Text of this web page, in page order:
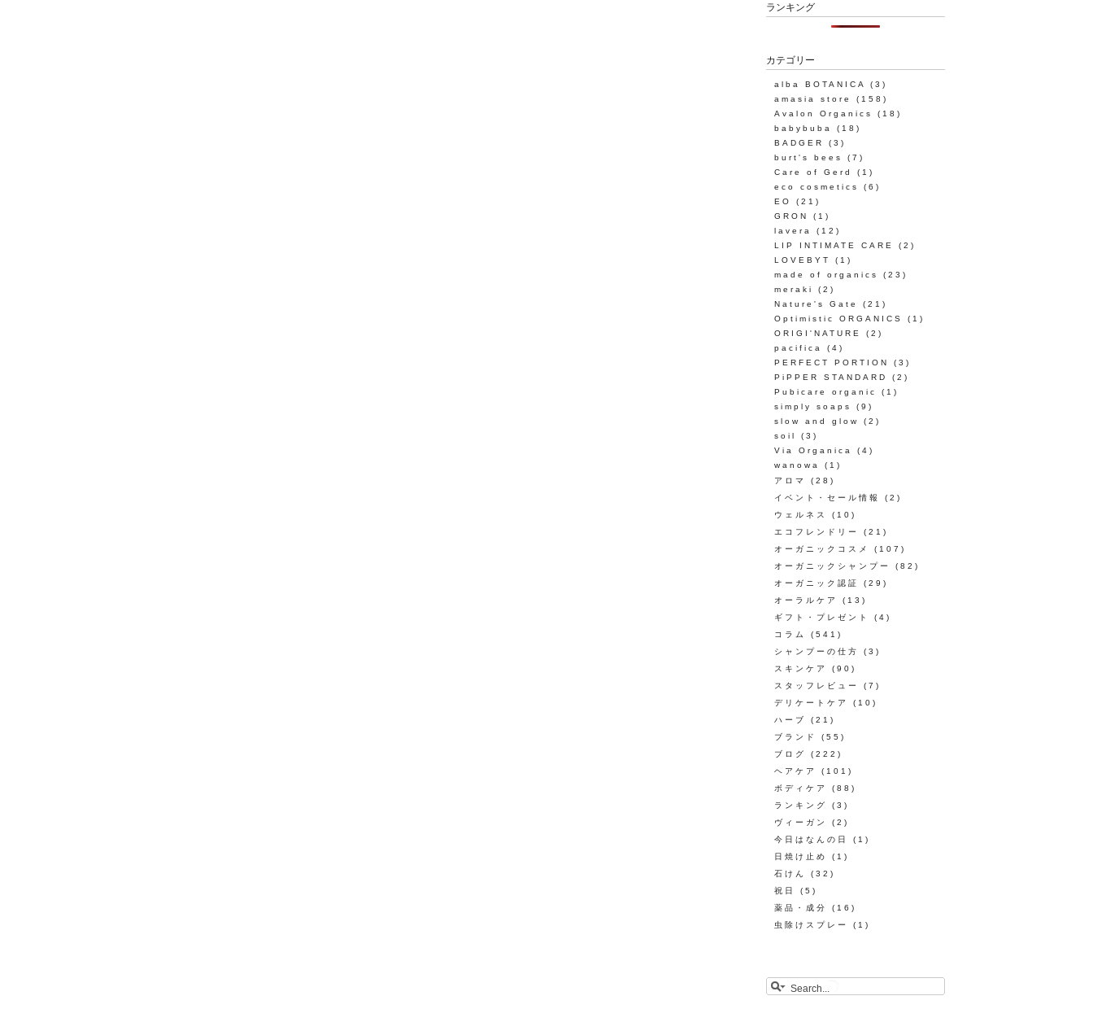
ランキング
カテゴリー
alba BOTANICA
(3)
amasia store
(158)
Avalon Organics
(18)
babybuba
(18)
BADGER
(3)
burt's bees
(7)
Care of Gerd
(1)
eco cosmetics
(6)
EO
(21)
GRON
(1)
lavera
(12)
LIP INTIMATE CARE
(2)
LOVEBYT
(1)
made of organics
(23)
meraki
(2)
Nature's Gate
(21)
Optimistic ORGANICS
(1)
ORIGI'NATURE
(2)
pacifica
(4)
PERFECT PORTION
(3)
PiPPER STANDARD
(2)
Pubicare organic
(1)
simply soaps
(9)
slow and glow
(2)
soil
(3)
Via Organica
(4)
wanowa
(1)
アロマ
(28)
イベント・セール情報
(2)
ウェルネス
(10)
エコフレンドリー
(21)
オーガニックコスメ
(107)
オーガニックシャンプー
(82)
オーガニック認証
(29)
オーラルケア
(13)
ギフト・プレゼント
(4)
コラム
(541)
シャンプーの仕方
(3)
スキンケア
(90)
スタッフレビュー
(7)
デリケートケア
(10)
ハーブ
(21)
ブランド
(55)
ブログ
(222)
ヘアケア
(101)
ボディケア
(88)
ランキング
(3)
ヴィーガン
(2)
今日はなんの日
(1)
日焼け止め
(1)
石けん
(32)
祝日
(5)
薬品・成分
(16)
虫除けスプレー
(1)